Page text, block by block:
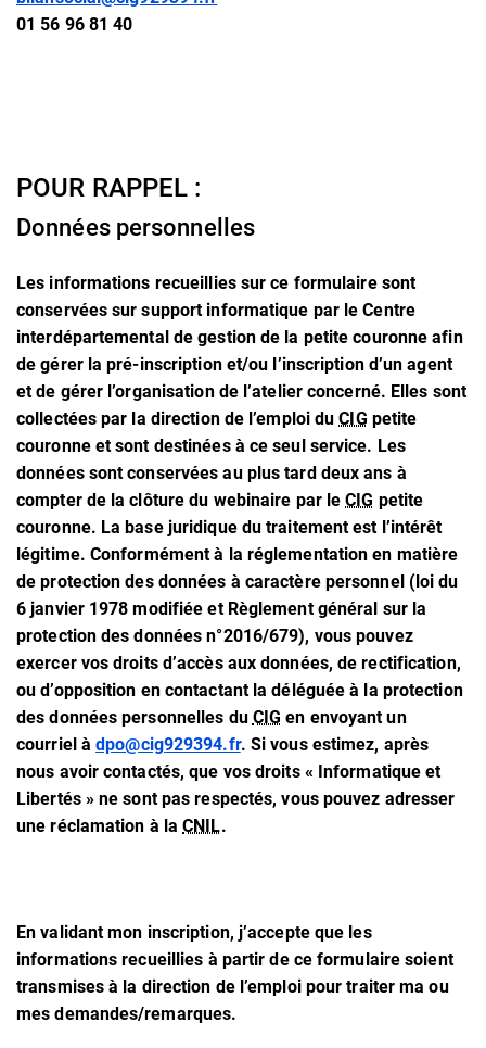
01 56 96 81 40
POUR RAPPEL :
Données personnelles
Les informations recueillies sur ce formulaire sont
conservées sur support informatique par le Centre
interdépartemental de gestion de la petite couronne afin
de gérer la pré-inscription et/ou l’inscription d’un agent
et de gérer l’organisation de l’atelier concerné. Elles sont
collectées par la direction de l’emploi duCIG petite
couronne et sont destinées à ce seul service. Les
données sont conservées au plus tard deux ans à
compter de la clôture du webinaire par leCIG petite
couronne. La base juridique du traitement est l’intérêt
légitime. Conformément à la réglementation en matière
de protection des données à caractère personnel (loi du
6 janvier 1978 modifiée et Règlement général sur la
protection des données n°2016/679), vous pouvez
exercer vos droits d’accès aux données, de rectification,
ou d’opposition en contactant la déléguée à la protection
des données personnelles du CIG en envoyant un
courriel àdpo@cig929394.fr. Si vous estimez, après
nous avoir contactés, que vos droits « Informatique et
Libertés » ne sont pas respectés, vous pouvez adresser
une réclamation à laCNIL.
En validant mon inscription, j’accepte que les
informations recueillies à partir de ce formulaire soient
transmises à la direction de l’emploi pour traiter ma ou
mes demandes/remarques.